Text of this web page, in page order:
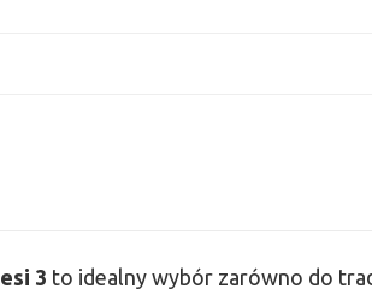
3 to idealny wybór zarówno do